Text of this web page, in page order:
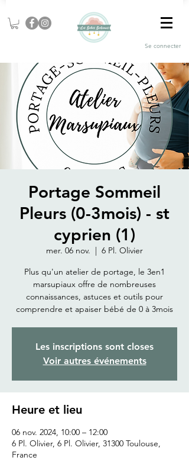
Se connecter
Portage Sommeil
Pleurs (0-3mois) - st
cyprien (1)
mer. 06 nov.
  |
6 Pl. Olivier
Plus qu'un atelier de portage, le 3en1
marsupiaux offre de nombreuses
connaissances, astuces et outils pour
comprendre et apaiser bébé de 0 à 3mois
Les inscriptions sont closes
Voir autres événements
Heure et lieu
06 nov. 2024, 10:00 – 12:00
6 Pl. Olivier, 6 Pl. Olivier, 31300 Toulouse,
France